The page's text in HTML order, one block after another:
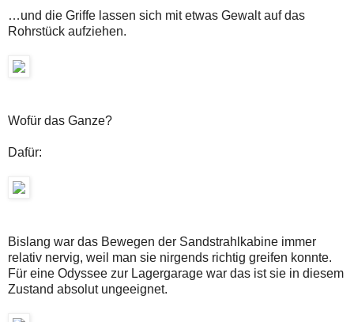
…und die Griffe lassen sich mit etwas Gewalt auf das
Rohrstück aufziehen.
Wofür das Ganze?
Dafür:
Bislang war das Bewegen der Sandstrahlkabine immer
relativ nervig, weil man sie nirgends richtig greifen konnte.
Für eine Odyssee zur Lagergarage war das ist sie in diesem
Zustand absolut ungeeignet.